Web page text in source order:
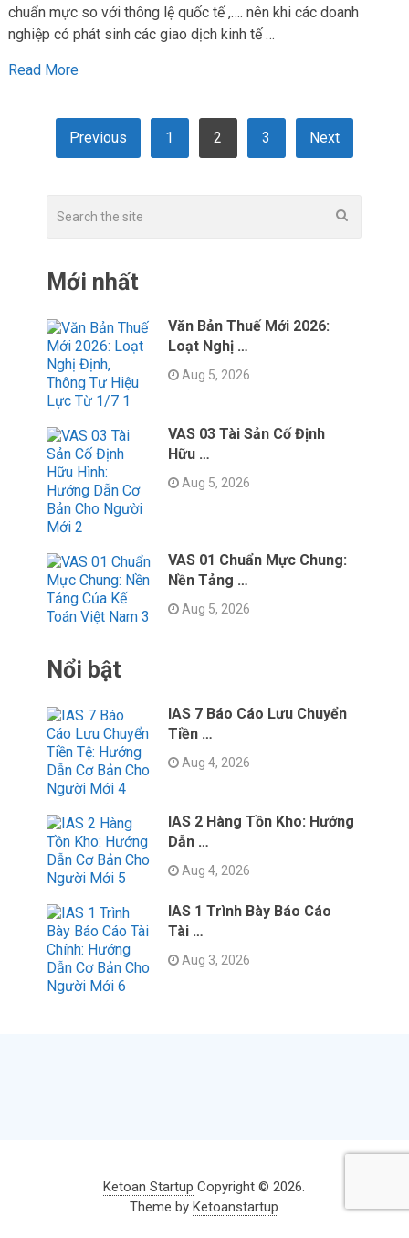
chuẩn mực so với thông lệ quốc tế ,…. nên khi các doanh
nghiệp có phát sinh các giao dịch kinh tế …
Read More
POSTS
PAGINATION
Previous 1 2 3 Next
Mới nhất
Văn Bản Thuế Mới 2026:
Loạt Nghị …
Aug 5, 2026
VAS 03 Tài Sản Cố Định
Hữu …
Aug 5, 2026
VAS 01 Chuẩn Mực Chung:
Nền Tảng …
Aug 5, 2026
Nổi bật
IAS 7 Báo Cáo Lưu Chuyển
Tiền …
Aug 4, 2026
IAS 2 Hàng Tồn Kho: Hướng
Dẫn …
Aug 4, 2026
IAS 1 Trình Bày Báo Cáo
Tài …
Aug 3, 2026
Ketoan Startup Copyright © 2026.
Theme byKetoanstartup